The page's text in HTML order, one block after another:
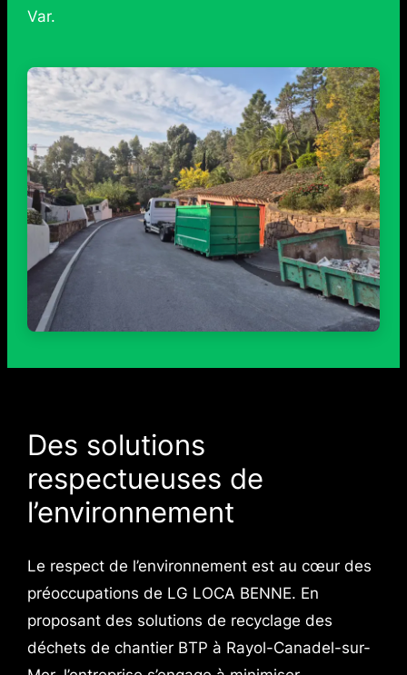
Var.
Des solutions
respectueuses de
l’environnement
Le respect de l’environnement est au cœur des
préoccupations de LG LOCA BENNE. En
proposant des solutions de recyclage des
déchets de chantier BTP à Rayol-Canadel-sur-